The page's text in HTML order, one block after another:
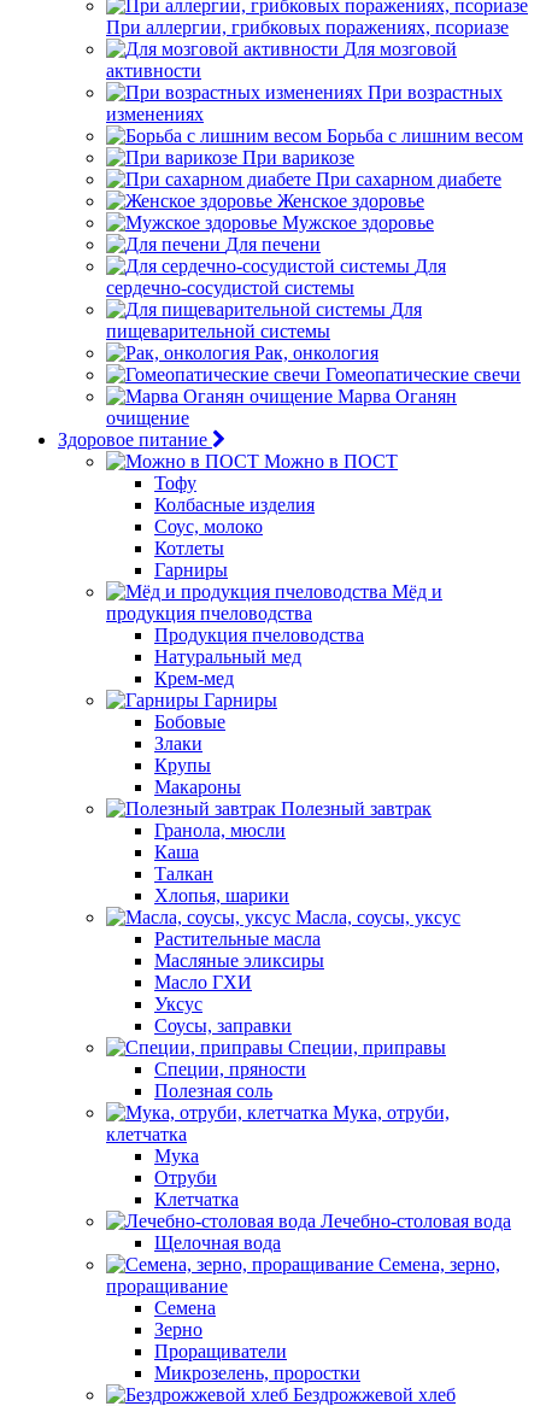
При аллергии, грибковых поражениях, псориазе
Для мозговой
активности
При возрастных
изменениях
Борьба с лишним весом
При варикозе
При сахарном диабете
Женское здоровье
Мужское здоровье
Для печени
Для
сердечно-сосудистой системы
Для
пищеварительной системы
Рак, онкология
Гомеопатические свечи
Марва Оганян
очищение
Здоровое питание
Можно в ПОСТ
Тофу
Колбасные изделия
Соус, молоко
Котлеты
Гарниры
Мёд и
продукция пчеловодства
Продукция пчеловодства
Натуральный мед
Крем-мед
Гарниры
Бобовые
Злаки
Крупы
Макароны
Полезный завтрак
Гранола, мюсли
Каша
Талкан
Хлопья, шарики
Масла, соусы, уксус
Растительные масла
Масляные эликсиры
Масло ГХИ
Уксус
Соусы, заправки
Специи, приправы
Специи, пряности
Полезная соль
Мука, отруби,
клетчатка
Мука
Отруби
Клетчатка
Лечебно-столовая вода
Щелочная вода
Семена, зерно,
проращивание
Семена
Зерно
Проращиватели
Микрозелень, проростки
Бездрожжевой хлеб